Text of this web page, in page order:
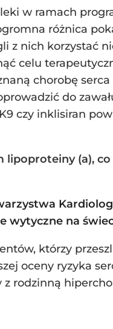
w ramach
różnica
z nich korzystać
celu
chorobę serca
do
czy inklisiran
lipoproteiny (a),
wytyczne na
którzy
oceny ryzyka
z rodzinną